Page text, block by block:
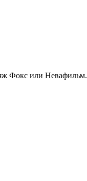
Фокс или Невафильм.